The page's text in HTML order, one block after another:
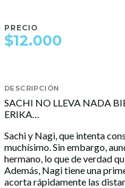
PRECIO
$12.000
DESCRIPCIÓN
SACHI NO LLEVA NADA
ERIKA…
Sachi y Nagi, que intenta
muchísimo. Sin embargo,
hermano, lo que de verdad
Además, Nagi tiene una
acorta rápidamente las